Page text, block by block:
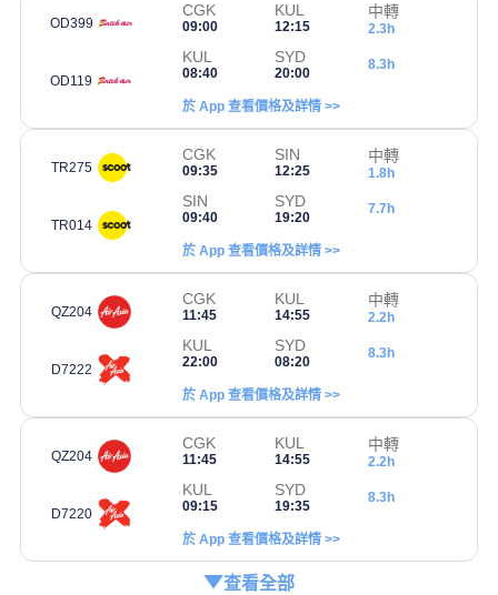
OD399
CGK
09:00
KUL
12:15
中轉
2.3h
OD119
KUL
08:40
SYD
20:00
8.3h
於 App 查看價格及詳情 >>
TR275
CGK
09:35
SIN
12:25
中轉
1.8h
TR014
SIN
09:40
SYD
19:20
7.7h
於 App 查看價格及詳情 >>
QZ204
CGK
11:45
KUL
14:55
中轉
2.2h
D7222
KUL
22:00
SYD
08:20
8.3h
於 App 查看價格及詳情 >>
QZ204
CGK
11:45
KUL
14:55
中轉
2.2h
D7220
KUL
09:15
SYD
19:35
8.3h
於 App 查看價格及詳情 >>
查看全部